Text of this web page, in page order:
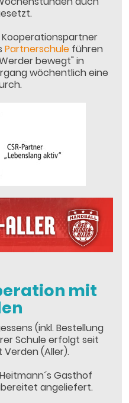
Kooperationspartner
Partnerschule führen
bewegt" in
wöchentlich eine
mit
(inkl. Bestellung
Schule erfolgt seit
Verden (Aller).
Gasthof
angeliefert.